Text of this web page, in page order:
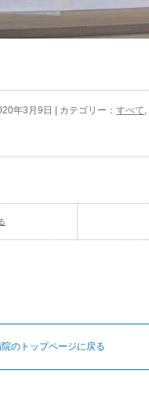
年3月9日 | カテゴリー：すべて
のトップページに戻る